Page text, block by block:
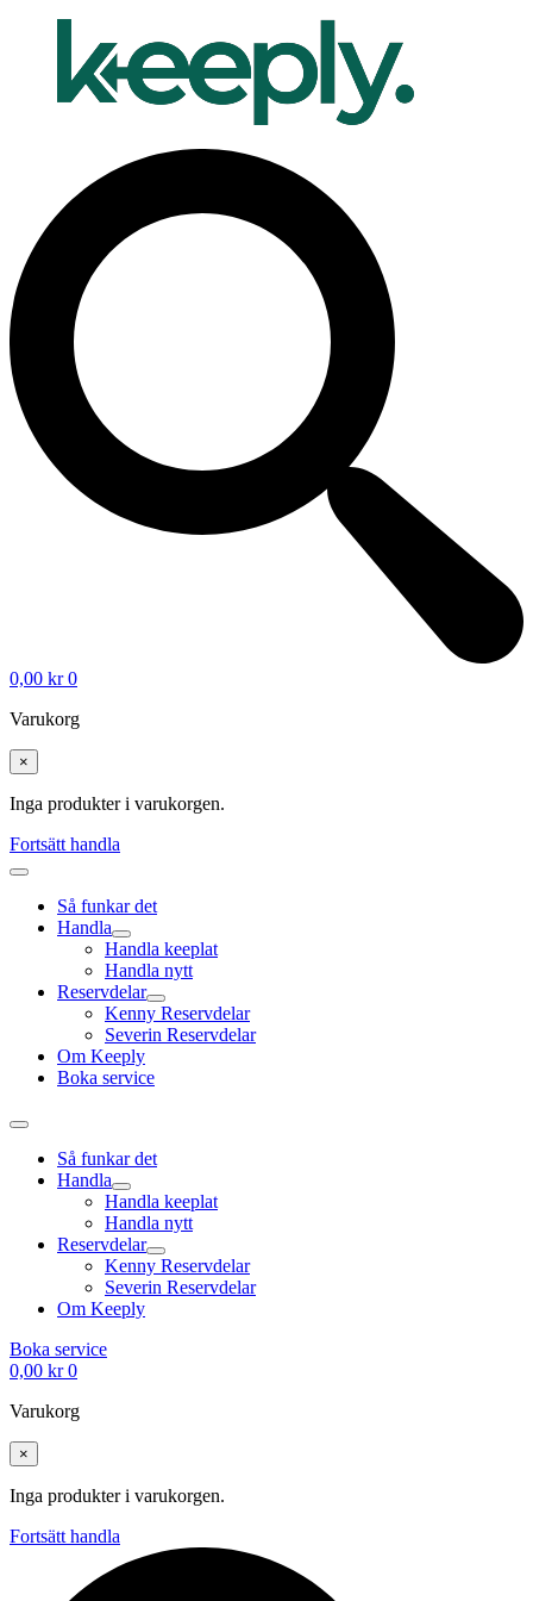
0,00 kr 0
Varukorg
×
Inga produkter i varukorgen.
Fortsätt handla
Så funkar det
Handla
Handla keeplat
Handla nytt
Reservdelar
Kenny Reservdelar
Severin Reservdelar
Om Keeply
Boka service
Så funkar det
Handla
Handla keeplat
Handla nytt
Reservdelar
Kenny Reservdelar
Severin Reservdelar
Om Keeply
Boka service
0,00 kr 0
Varukorg
×
Inga produkter i varukorgen.
Fortsätt handla